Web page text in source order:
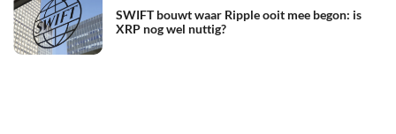
SWIFT bouwt waar Ripple ooit mee begon: is
XRP nog wel nuttig?